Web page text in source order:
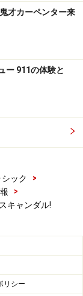
才カーペンター来
ー 911の体験と
ック
>
>
キャンダル!
リシー